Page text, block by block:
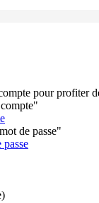
pour profiter
de passe"